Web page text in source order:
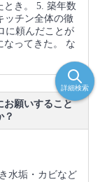
とき。 5. 築年数
ッチン全体の徹
に頼んだことが
なってきた。 な
お願いすること
？
水垢・カビなど
詳細検索